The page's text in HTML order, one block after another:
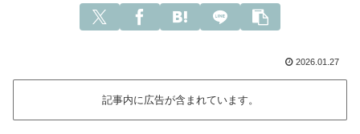
2026.01.27
記事内に広告が含まれています。